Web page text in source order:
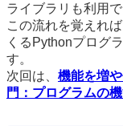
ライブラリも利用で
この流れを覚えれ
くるPythonプログ
す。
次回は、 機能を増
門：プログラムの